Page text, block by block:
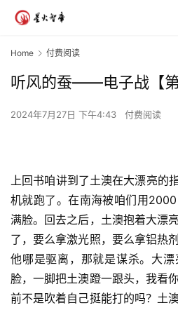
Home 付费阅读
听风的蚕——电子战【第
2024年7月27日 下午4:43 付费阅读
上回书咱讲到了土澳在大漂亮的
机就跑了。在南海被咱们用
满脸。回去之后，土澳抱着大漂
了，要么拿激光照，要么拿铝热
他哪是驱离，那就是谋杀。大
脸，一脚把土澳蹬一跟头，我看
前不是吹着自己挺能打的吗？土